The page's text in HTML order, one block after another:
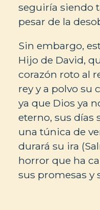
seguiría siendo
pesar de la
Sin embargo,
Hijo de David,
corazón roto al
rey y a polvo su
ya que Dios ya
eterno, sus días
una túnica de
durará su ira
horror que ha
sus promesas y